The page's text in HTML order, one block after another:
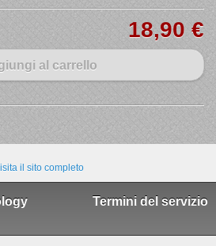
18,90 €
al carrello
il sito completo
Termini del servizio